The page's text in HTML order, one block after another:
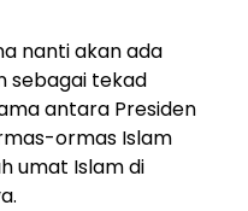
nanti akan ada
sebagai tekad
antara Presiden
ormas Islam
umat Islam di